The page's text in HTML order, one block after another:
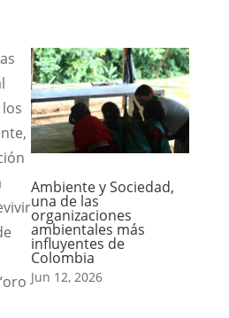
Ambiente y Sociedad,
una de las
organizaciones
ambientales más
influyentes de
Colombia
Jun 12, 2026